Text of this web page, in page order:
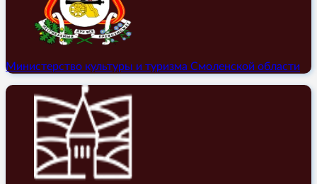
Министерство культуры и туризма Смоленской области